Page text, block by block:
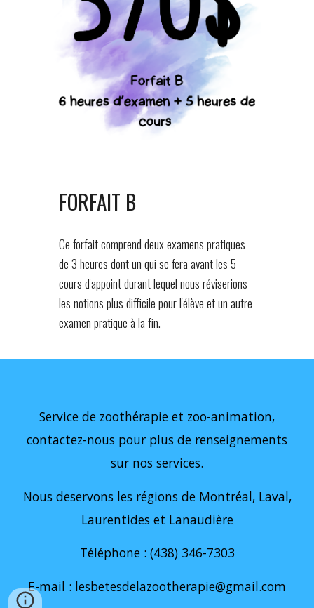
FORFAIT B
Ce forfait comprenddeuxexamens pratiques
de 3 heuresdont un qui se fera avant les5
cours d'appoint durant lequel nous réviserions
les notions plus difficile pour l'élève et unautre
examen pratique à la fin.
Service de zoothérapie et zoo-animation,
contactez-nous pour plus de renseignements
sur nos services.
Nous deservons les régions de Montréal, Laval,
Laurentides et Lanaudière
Téléphone : (438) 346-7303
E-mail : lesbetesdelazootherapie@gmail.com